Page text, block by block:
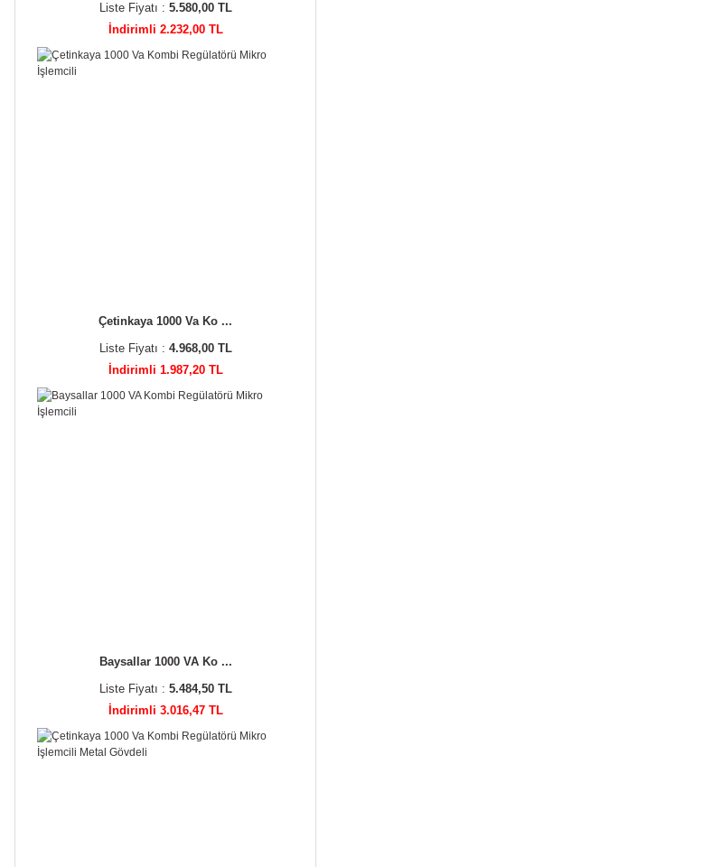
Liste Fiyatı : 5.580,00 TL
İndirimli 2.232,00 TL
Çetinkaya 1000 Va Ko ...
Liste Fiyatı : 4.968,00 TL
İndirimli 1.987,20 TL
Baysallar 1000 VA Ko ...
Liste Fiyatı : 5.484,50 TL
İndirimli 3.016,47 TL